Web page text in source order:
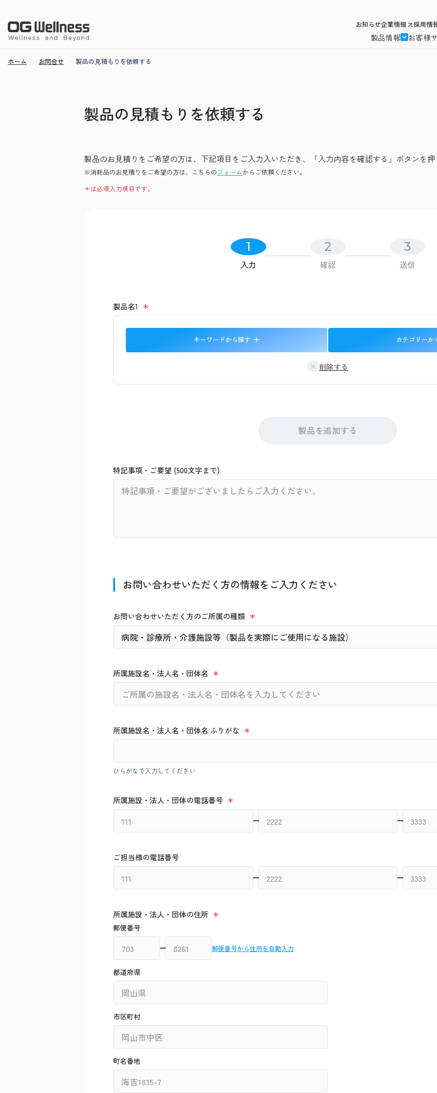
お知らせ企業情報 採用情
製品情報 お客様
ホーム お問合せ 製品の見積もりを依頼する
製品の見積もりを依頼する
製品のお見積りをご希望の方は、下記項目をご入力入いただき、「入力内容を確認する」ボタンを
※消耗品のお見積りをご希望の方は、こちらのフォームからご依頼ください。
＊は必須入力項目です。
1
入力
2
確認
3
送信
製品名1
キーワードから探す カテゴリーか
削除する
製品を追加する
特記事項・ご要望 (500文字まで)
お問い合わせいただく方の情報をご入力ください
お問い合わせいただく方のご所属の種類
所属施設名・法人名・団体名
所属施設名・法人名・団体名 ふりがな
ひらがなで入力してください
所属施設・法人・団体の電話番号
ご担当様の電話番号
所属施設・法人・団体の住所
郵便番号
郵便番号から住所を自動入力
都道府県
市区町村
町名番地